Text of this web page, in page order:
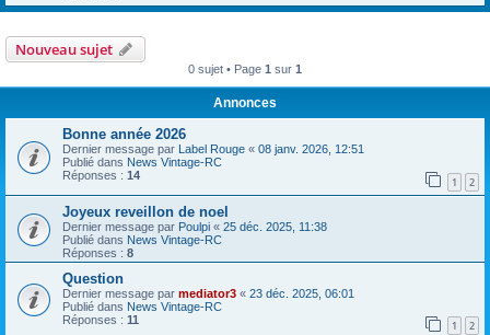
Nouveau sujet
0 sujet • Page 1 sur 1
Annonces
Bonne année 2026
Dernier message par Label Rouge « 08 janv. 2026, 12:51
Publié dans News Vintage-RC
Réponses : 14 1 2
Joyeux reveillon de noel
Dernier message par Poulpi « 25 déc. 2025, 11:38
Publié dans News Vintage-RC
Réponses : 8
Question
Dernier message par mediator3 « 23 déc. 2025, 06:01
Publié dans News Vintage-RC
Réponses : 11 1 2